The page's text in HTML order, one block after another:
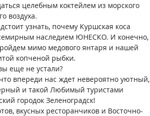
целебным коктейлем из морского
воздуха.
узнать, почему Куршская коса
наследием ЮНЕСКО. И конечно,
мимо медового янтаря и нашей
копченой рыбки.⠀
еще не устали?
впереди нас ждет невероятно уютный,
и такой Любимый туристами
городок Зеленоградск!
вкусных ресторанчиков и Восточно-